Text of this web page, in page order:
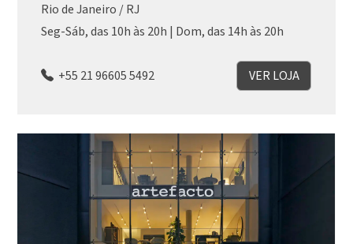
Rio de Janeiro / RJ
Seg-Sáb, das 10h às 20h | Dom, das 14h às 20h
+55 21 96605 5492 VER LOJA